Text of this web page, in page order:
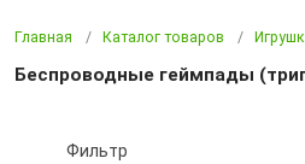
Главная Каталог товаров
Беспроводные геймпады
Фильтр